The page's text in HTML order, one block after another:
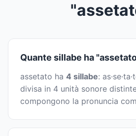
Quante sillabe ha
assetato ha 4 sillabe:
divisa in 4 unità sonore
compongono la pronuncia